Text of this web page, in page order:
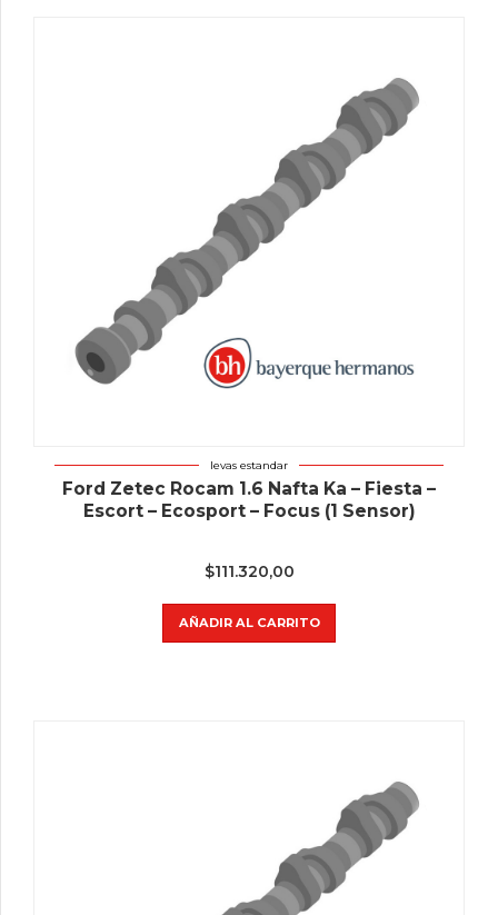
levas estandar
Ford Zetec Rocam 1.6 Nafta Ka – Fiesta –
Escort – Ecosport – Focus (1 Sensor)
$111.320,00
AÑADIR AL CARRITO